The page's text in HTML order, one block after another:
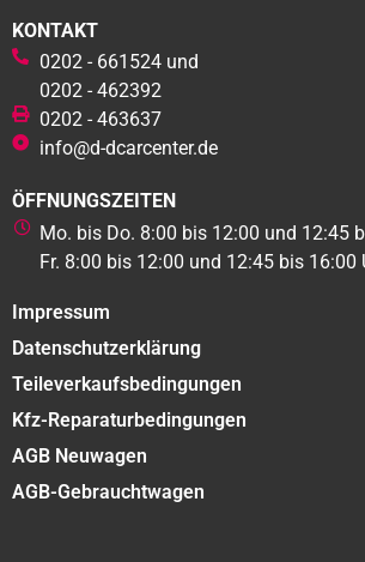
KONTAKT
0202 - 661524 und
0202 - 462392
0202 - 463637
info@d-dcarcenter.de
ÖFFNUNGSZEITEN
Mo. bis Do. 8:00 bis 12:00 und 12:45
Fr. 8:00 bis 12:00 und 12:45 bis 16:00
Impressum
Datenschutzerklärung
Teileverkaufsbedingungen
Kfz-Reparaturbedingungen
AGB Neuwagen
AGB-Gebrauchtwagen